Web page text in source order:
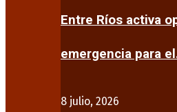
Entre Ríos activa
emergencia para
8 julio, 2026